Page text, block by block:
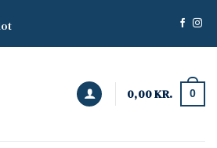
0,00KR. 0